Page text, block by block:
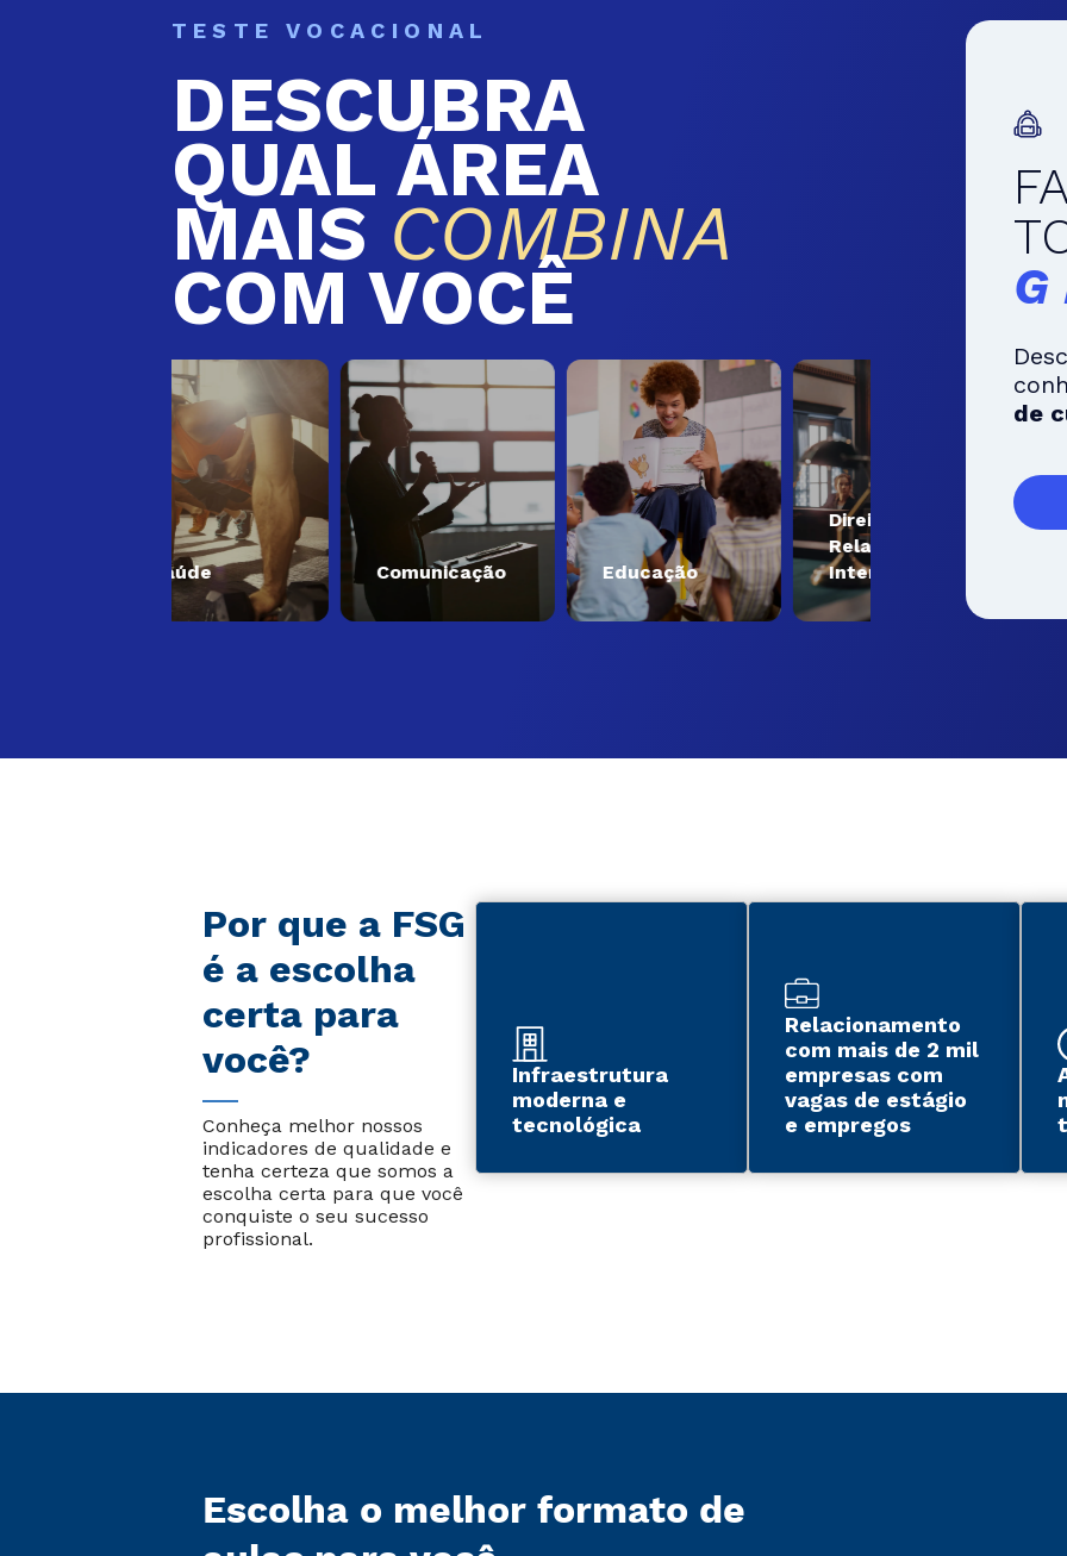
TESTE VOCACIONAL
DESCUBRA
QUAL ÁREA
MAIS COMBINA
COM VOCÊ
Comunicação Educação
Direito e
Relações
Internacionais
de
Por que a FSG
é a escolha
certa para
você?
Conheça melhor nossos
indicadores de qualidade e
tenha certeza que somos a
escolha certa para que você
conquiste o seu sucesso
profissional.
Infraestrutura
moderna e
tecnológica
Relacionamento
com mais de 2 mil
empresas com
vagas de estágio
e empregos
Escolha o melhor formato de